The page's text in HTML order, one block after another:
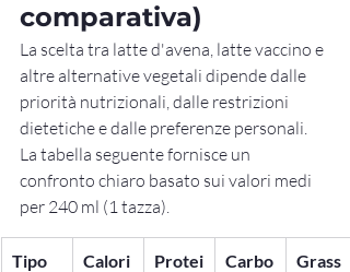
comparativa)
La scelta tra latte d'avena, latte vaccino e
altre alternative vegetali dipende dalle
priorità nutrizionali, dalle restrizioni
dietetiche e dalle preferenze personali.
La tabella seguente fornisce un
confronto chiaro basato sui valori medi
per 240 ml (1 tazza).
Tipo
Calori
Protei
Carbo
Grass